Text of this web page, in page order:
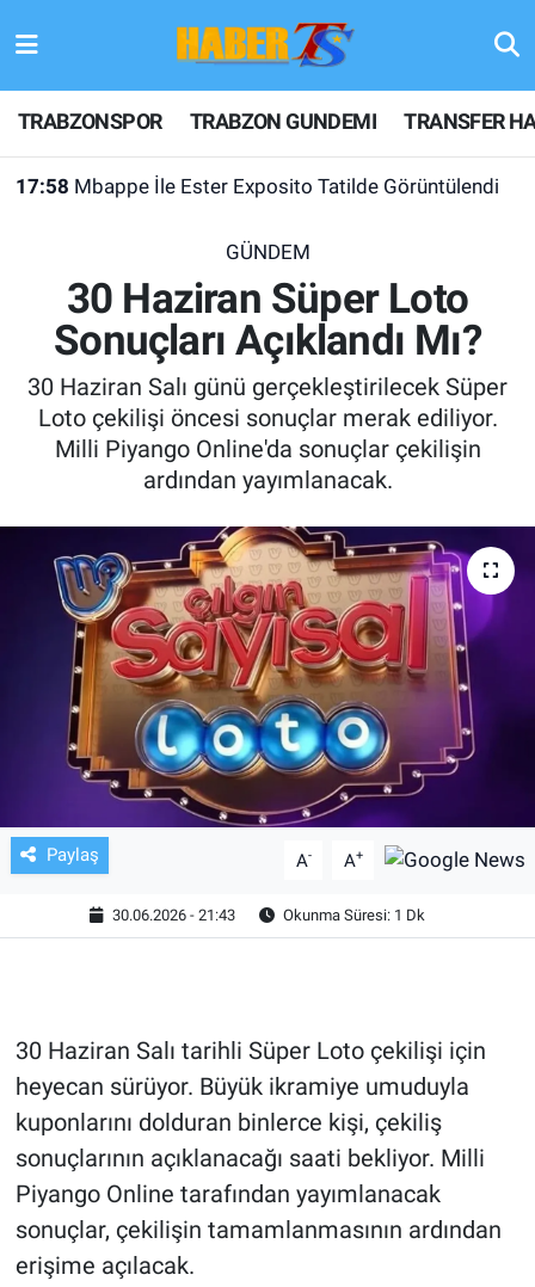
TRABZONSPOR TRABZON GUNDEMI TRANSFER
17:58 Mbappe İle Ester Exposito Tatilde Görüntülendi
GÜNDEM
30 Haziran Süper Loto
Sonuçları Açıklandı Mı?
30 Haziran Salı günü gerçekleştirilecek Süper
Loto çekilişi öncesi sonuçlar merak ediliyor.
Milli Piyango Online'da sonuçlar çekilişin
ardından yayımlanacak.
Paylaş A- A+
30.06.2026 - 21:43 Okunma Süresi: 1 Dk
30 Haziran Salı tarihli Süper Loto çekilişi için
heyecan sürüyor. Büyük ikramiye umuduyla
kuponlarını dolduran binlerce kişi, çekiliş
sonuçlarının açıklanacağı saati bekliyor. Milli
Piyango Online tarafından yayımlanacak
sonuçlar, çekilişin tamamlanmasının ardından
erişime açılacak.
TRABZONSPOR
TRABZON GUNDEMI
KULİS MEYDANI
1461 TRABZON
FUTBOL
TV VE SİNEMA
BASKETBOL
SAĞLIK
GENEL
KÜLTÜR SANAT
EKONOMİ
ÇEVRE
HABERDE İNSAN
POLİTİKA
SPOR
Hava Durumu
Trafik Durumu
Son Dakika Haberleri
Haber Arşivi